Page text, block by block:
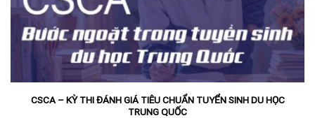
CSCA – KỲ THI ĐÁNH GIÁ TIÊU CHUẨN TUYỂN SINH DU HỌC
TRUNG QUỐC